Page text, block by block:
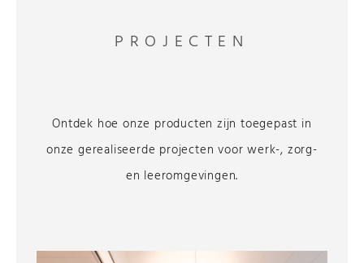
PROJECTEN
Ontdek hoe onze producten zijn toegepast in
onze gerealiseerde projecten voor werk-, zorg-
en leeromgevingen.